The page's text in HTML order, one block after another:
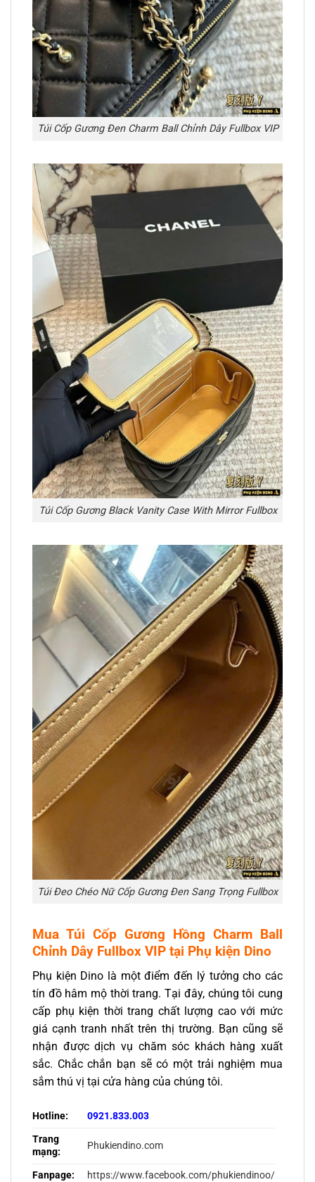
Túi Cốp Gương Đen Charm Ball Chỉnh Dây Fullbox VIP
Túi Cốp Gương Black Vanity Case With Mirror Fullbox
Túi Đeo Chéo Nữ Cốp Gương Đen Sang Trọng Fullbox
Mua Túi Cốp Gương Hồng Charm Ball
Chỉnh Dây Fullbox VIP tại Phụ kiện Dino
Phụ kiện Dino là một điểm đến lý tưởng cho các
tín đồ hâm mộ thời trang. Tại đây, chúng tôi cung
cấp phụ kiện thời trang chất lượng cao với mức
giá cạnh tranh nhất trên thị trường. Bạn cũng sẽ
nhận được dịch vụ chăm sóc khách hàng xuất
sắc. Chắc chắn bạn sẽ có một trải nghiệm mua
sắm thú vị tại cửa hàng của chúng tôi.
Hotline:
0921.833.003
Trang
mạng:
Phukiendino.com
Fanpage: https://www.facebook.com/phukiendinoo/